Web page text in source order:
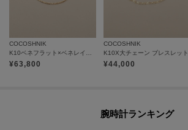
COCOSHNIK
K10ベネフラット×ベネレイヤード ブレスレット
¥63,800
COCOSHNIK
K10X大チェーン ブレスレット
¥44,000
腕時計ランキング